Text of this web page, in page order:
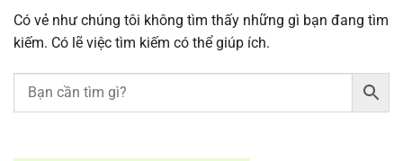
Có vẻ như chúng tôi không tìm thấy những gì bạn đang tìm
kiếm. Có lẽ việc tìm kiếm có thể giúp ích.